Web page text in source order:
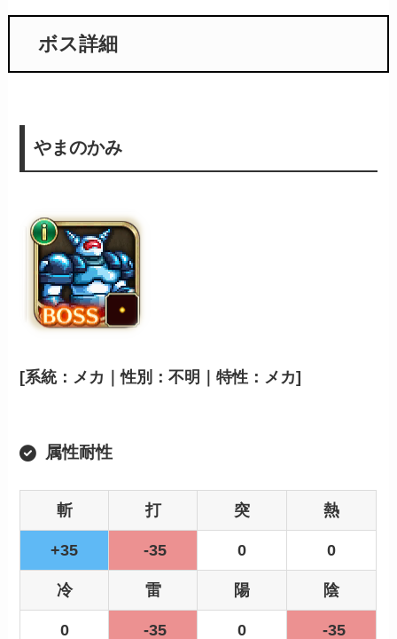
ボス詳細
やまのかみ
[系統：メカ｜性別：不明｜特性：メカ]
属性耐性
斬 打 突 熱
+35 -35 0 0
冷 雷 陽 陰
0 -35 0 -35